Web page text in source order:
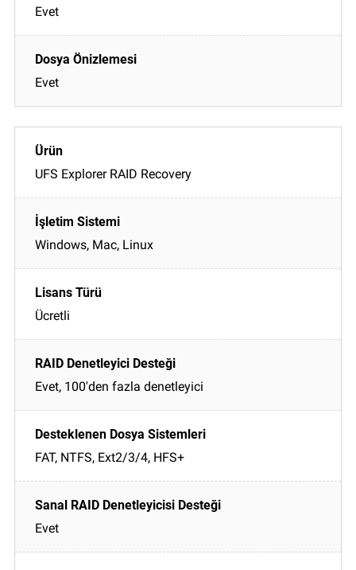
Evet
Evet
UFS Explorer RAID Recovery
Windows, Mac, Linux
Ücretli
Evet, 100'den fazla denetleyici
FAT, NTFS, Ext2/3/4, HFS+
Evet